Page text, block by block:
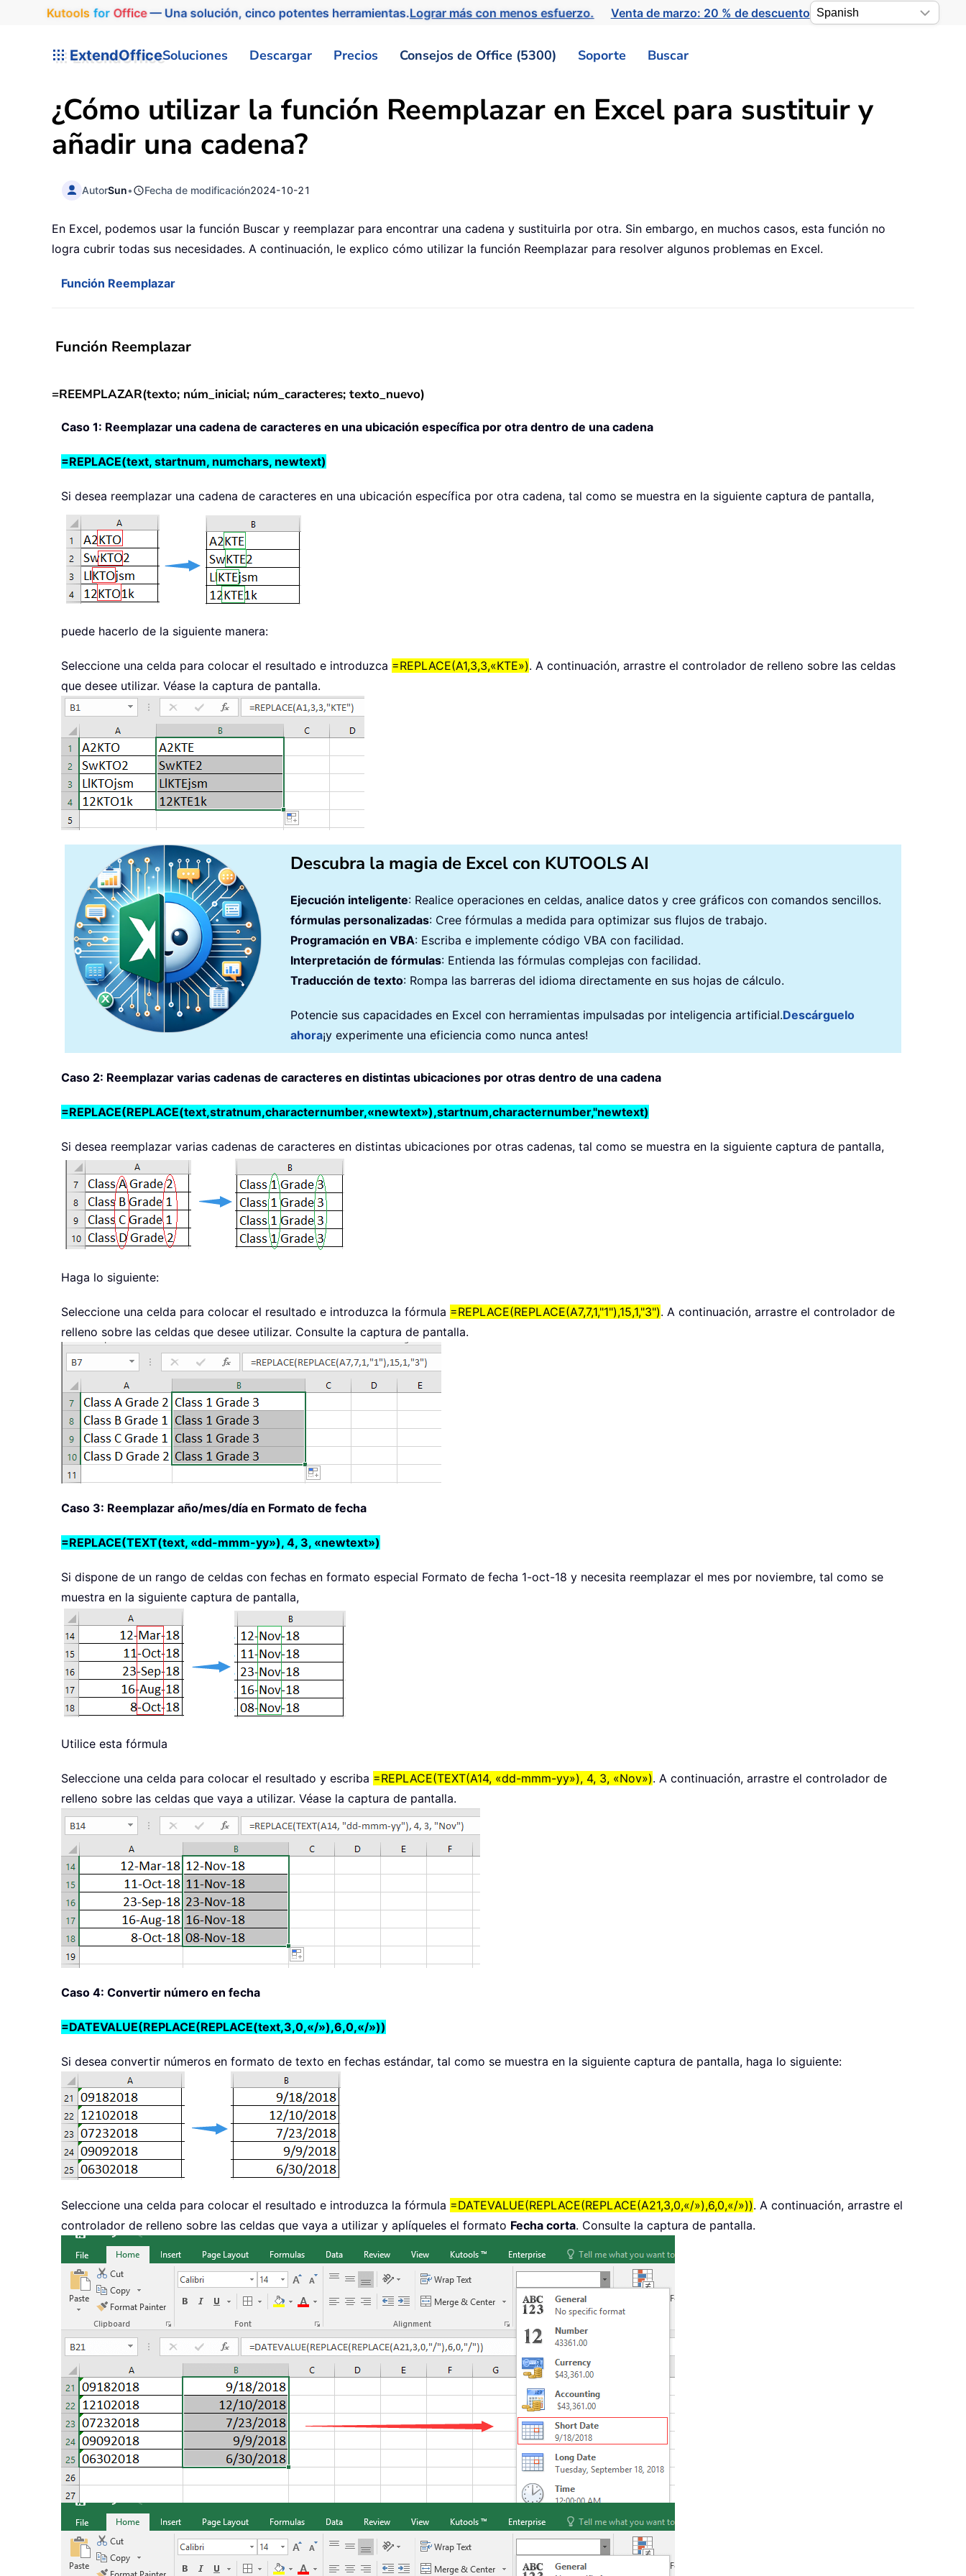
Kutools for Office— Una solución, cinco potentes herramientas.Lograr más con menos esfuerzo. Venta de marzo: 20 % de descuento
ExtendOfficeSoluciones Descargar Precios Consejos de Office (5300) Soporte Buscar
¿Cómo utilizar la función Reemplazar en Excel para sustituir y
añadir una cadena?
AutorSun• Fecha de modificación2024-10-21
En Excel, podemos usar la función Buscar y reemplazar para encontrar una cadena y sustituirla por otra. Sin embargo, en muchos casos, esta función no
logra cubrir todas sus necesidades. A continuación, le explico cómo utilizar la función Reemplazar para resolver algunos problemas en Excel.
Función Reemplazar
Función Reemplazar
=REEMPLAZAR(texto; núm_inicial; núm_caracteres; texto_nuevo)
Caso 1: Reemplazar una cadena de caracteres en una ubicación específica por otra dentro de una cadena
=REPLACE(text, startnum, numchars, newtext)
Si desea reemplazar una cadena de caracteres en una ubicación específica por otra cadena, tal como se muestra en la siguiente captura de pantalla,
puede hacerlo de la siguiente manera:
Seleccione una celda para colocar el resultado e introduzca =REPLACE(A1,3,3,«KTE»). A continuación, arrastre el controlador de relleno sobre las celdas
que desee utilizar. Véase la captura de pantalla.
Descubra la magia de Excel con KUTOOLS AI
Ejecución inteligente: Realice operaciones en celdas, analice datos y cree gráficos con comandos sencillos.
fórmulas personalizadas: Cree fórmulas a medida para optimizar sus flujos de trabajo.
Programación en VBA: Escriba e implemente código VBA con facilidad.
Interpretación de fórmulas: Entienda las fórmulas complejas con facilidad.
Traducción de texto: Rompa las barreras del idioma directamente en sus hojas de cálculo.
Potencie sus capacidades en Excel con herramientas impulsadas por inteligencia artificial.Descárguelo
ahora¡y experimente una eficiencia como nunca antes!
Caso 2: Reemplazar varias cadenas de caracteres en distintas ubicaciones por otras dentro de una cadena
=REPLACE(REPLACE(text,stratnum,characternumber,«newtext»),startnum,characternumber,"newtext)
Si desea reemplazar varias cadenas de caracteres en distintas ubicaciones por otras cadenas, tal como se muestra en la siguiente captura de pantalla,
Haga lo siguiente:
Seleccione una celda para colocar el resultado e introduzca la fórmula =REPLACE(REPLACE(A7,7,1,"1"),15,1,"3"). A continuación, arrastre el controlador de
relleno sobre las celdas que desee utilizar. Consulte la captura de pantalla.
Caso 3: Reemplazar año/mes/día en Formato de fecha
=REPLACE(TEXT(text, «dd-mmm-yy»), 4, 3, «newtext»)
Si dispone de un rango de celdas con fechas en formato especial Formato de fecha 1-oct-18 y necesita reemplazar el mes por noviembre, tal como se
muestra en la siguiente captura de pantalla,
Utilice esta fórmula
Seleccione una celda para colocar el resultado y escriba =REPLACE(TEXT(A14, «dd-mmm-yy»), 4, 3, «Nov»). A continuación, arrastre el controlador de
relleno sobre las celdas que vaya a utilizar. Véase la captura de pantalla.
Caso 4: Convertir número en fecha
=DATEVALUE(REPLACE(REPLACE(text,3,0,«/»),6,0,«/»))
Si desea convertir números en formato de texto en fechas estándar, tal como se muestra en la siguiente captura de pantalla, haga lo siguiente:
Seleccione una celda para colocar el resultado e introduzca la fórmula =DATEVALUE(REPLACE(REPLACE(A21,3,0,«/»),6,0,«/»)). A continuación, arrastre el
controlador de relleno sobre las celdas que vaya a utilizar y aplíqueles el formato Fecha corta. Consulte la captura de pantalla.